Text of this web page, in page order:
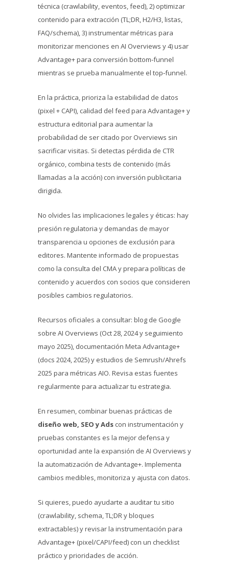
técnica (crawlability, eventos, feed), 2) optimizar
contenido para extracción (TL;DR, H2/H3, listas,
FAQ/schema), 3) instrumentar métricas para
monitorizar menciones en AI Overviews y 4) usar
Advantage+ para conversión bottom‑funnel
mientras se prueba manualmente el top‑funnel.
En la práctica, prioriza la estabilidad de datos
(pixel + CAPI), calidad del feed para Advantage+ y
estructura editorial para aumentar la
probabilidad de ser citado por Overviews sin
sacrificar visitas. Si detectas pérdida de CTR
orgánico, combina tests de contenido (más
llamadas a la acción) con inversión publicitaria
dirigida.
No olvides las implicaciones legales y éticas: hay
presión regulatoria y demandas de mayor
transparencia u opciones de exclusión para
editores. Mantente informado de propuestas
como la consulta del CMA y prepara políticas de
contenido y acuerdos con socios que consideren
posibles cambios regulatorios.
Recursos oficiales a consultar: blog de Google
sobre AI Overviews (Oct 28, 2024 y seguimiento
mayo 2025), documentación Meta Advantage+
(docs 2024, 2025) y estudios de Semrush/Ahrefs
2025 para métricas AIO. Revisa estas fuentes
regularmente para actualizar tu estrategia.
En resumen, combinar buenas prácticas de
diseño web, SEO y Ads con instrumentación y
pruebas constantes es la mejor defensa y
oportunidad ante la expansión de AI Overviews y
la automatización de Advantage+. Implementa
cambios medibles, monitoriza y ajusta con datos.
Si quieres, puedo ayudarte a auditar tu sitio
(crawlability, schema, TL;DR y bloques
extractables) y revisar la instrumentación para
Advantage+ (pixel/CAPI/feed) con un checklist
práctico y prioridades de acción.